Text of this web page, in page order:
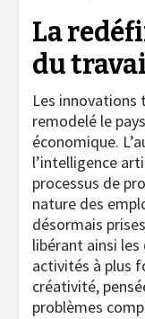
La
du
Les
remodelé le
économique.
l’intelligence
processus de
nature des
désormais
libérant ainsi
activités à plus
créativité,
problèmes